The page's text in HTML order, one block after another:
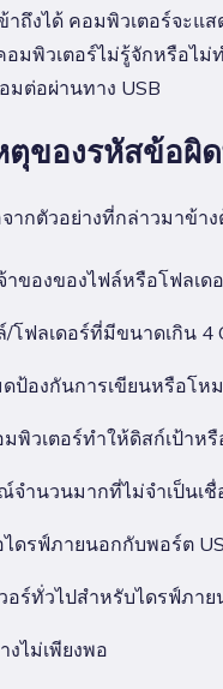
าถึงได้ คอมพิวเตอร์จะแ
อมพิวเตอร์ไม่รู้จักหรือไ
มต่อผ่านทาง USB
ตุของรหัสข้อผิ
ากตัวอย่างที่กล่าวมาข้า
าของของไฟล์หรือโฟลเ
โฟลเดอร์ที่มีขนาดเกิน 4
ป้องกันการเขียนหรือโห
พิวเตอร์ทำให้ดิสก์เป้าห
จำนวนมากที่ไม่จำเป็นเ
ไดรฟ์ภายนอกกับพอร์ต
อร์ทั่วไปสำหรับไดรฟ์ภา
ไม่เพียงพอ